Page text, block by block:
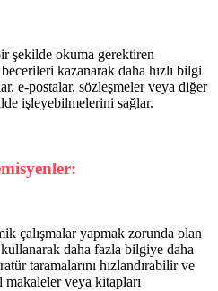
şekilde okuma gerektiren
kazanarak daha hızlı bilgi
e-postalar, sözleşmeler veya diğer
işleyebilmelerini sağlar.
çalışmalar yapmak zorunda olan
daha fazla bilgiye daha
taramalarını hızlandırabilir ve
veya kitapları